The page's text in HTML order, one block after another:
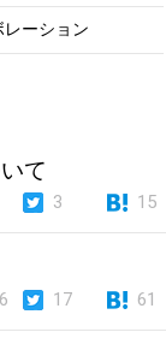
レーション
て
3 15
17 61